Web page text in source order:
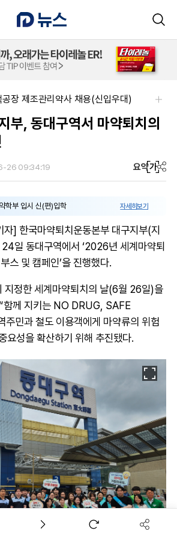
장 제조관리약사 채용(신입우대)
부, 동대구역서 마약퇴치의
26 09:34:19 요약가
학부 입시 신(편)입학 자세히보기
] 한국마약퇴치운동본부 대구지부(지
일 동대구역에서 ‘2026년 세계마약퇴
스 및 캠페인’을 진행했다.
지정한 세계마약퇴치의 날(6월 26일)을
함께 지키는 NO DRUG, SAFE
주민과 철도 이용객에게 마약류의 위험
요성을 확산하기 위해 추진됐다.